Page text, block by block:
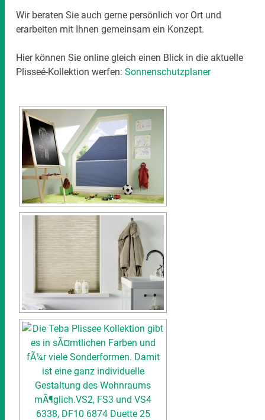
Wir beraten Sie auch gerne persönlich vor Ort und
erarbeiten mit Ihnen gemeinsam ein Konzept.
Hier können Sie online gleich einen Blick in die aktuelle
Plisseé-Kollektion werfen:Sonnenschutzplaner